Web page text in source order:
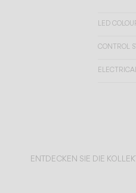
LED
CONTROL
ENTDECKEN SIE DIE